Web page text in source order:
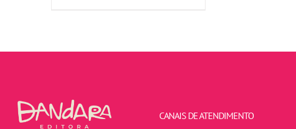
CANAIS DE ATENDIMENTO